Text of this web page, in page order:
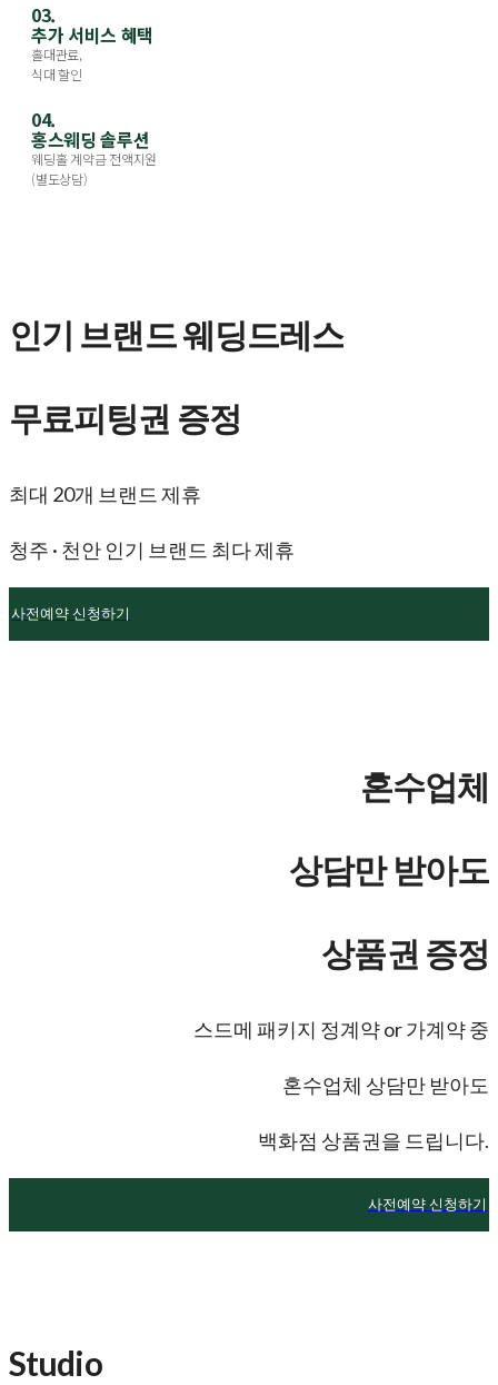
03.
추가 서비스 혜택
홀대관료,
식대 할인
04.
홍스웨딩 솔루션
웨딩홀 계약금 전액지원
(별도상담)
인기 브랜드 웨딩드레스
무료피팅권 증정
최대 20개 브랜드 제휴
청주 · 천안 인기 브랜드 최다 제휴
사전예약 신청하기
혼수업체
상담만 받아도
상품권 증정
스드메 패키지 정계약 or 가계약 중
혼수업체 상담만 받아도
백화점 상품권을 드립니다.
사전예약 신청하기
Studio